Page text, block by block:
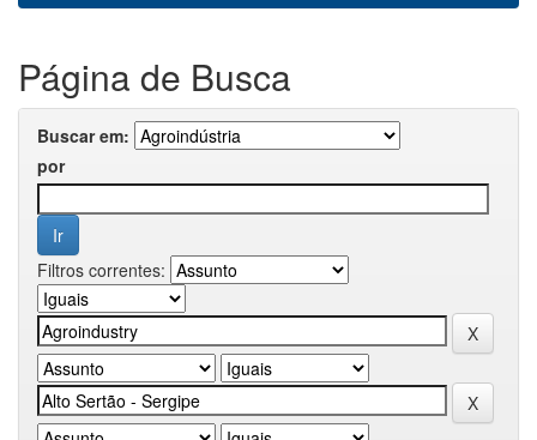
Página de Busca
Buscar em:
por
Filtros correntes: